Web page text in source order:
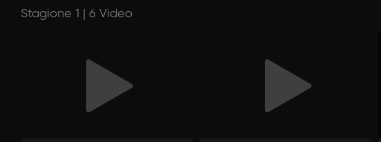
Stagione 1 | 6 Video